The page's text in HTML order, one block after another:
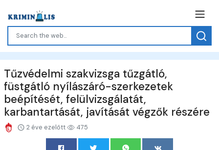
Tűzvédelmi szakvizsga tűzgátló,
füstgátló nyílászáró-szerkezetek
beépítését, felülvizsgálatát,
karbantartását, javítását végzők részére
2 éve ezelőtt 475